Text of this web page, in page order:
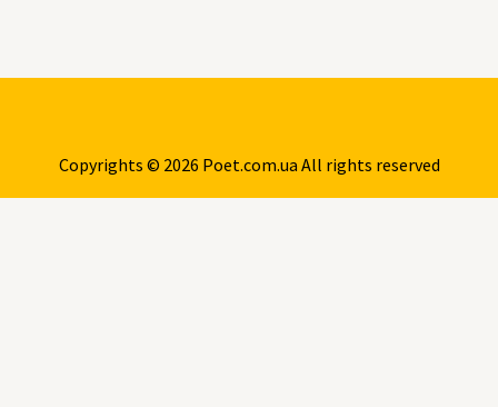
Copyrights © 2026 Poet.com.ua All rights reserved